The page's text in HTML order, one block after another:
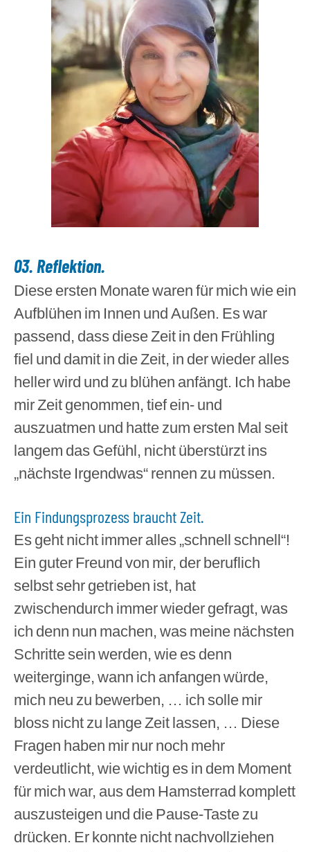
03. Reflektion.
Diese ersten Monate waren für mich wie ein
Aufblühen im Innen und Außen. Es war
passend, dass diese Zeit in den Frühling
fiel und damit in die Zeit, in der wieder alles
heller wird und zu blühen anfängt. Ich habe
mir Zeit genommen, tief ein- und
auszuatmen und hatte zum ersten Mal seit
langem das Gefühl, nicht überstürzt ins
„nächste Irgendwas“ rennen zu müssen.
Ein Findungsprozess braucht Zeit.
Es geht nicht immer alles „schnell schnell“!
Ein guter Freund von mir, der beruflich
selbst sehr getrieben ist, hat
zwischendurch immer wieder gefragt, was
ich denn nun machen, was meine nächsten
Schritte sein werden, wie es denn
weiterginge, wann ich anfangen würde,
mich neu zu bewerben, … ich solle mir
bloss nicht zu lange Zeit lassen, … Diese
Fragen haben mir nur noch mehr
verdeutlicht, wie wichtig es in dem Moment
für mich war, aus dem Hamsterrad komplett
auszusteigen und die Pause-Taste zu
drücken. Er konnte nicht nachvollziehen